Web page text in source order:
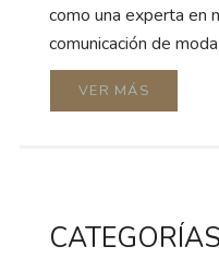
como una experta en
comunicación de
VER MÁS
CATEGORÍAS